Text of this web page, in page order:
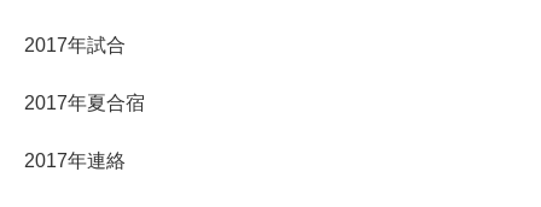
2017年試合
2017年夏合宿
2017年連絡